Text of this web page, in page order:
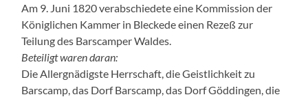
Am 9. Juni 1820 verabschiedete eine Kommission der
Königlichen Kammer in Bleckede einen Rezeß zur
Teilung des Barscamper Waldes.
Beteiligt waren daran:
Die Allergnädigste Herrschaft, die Geistlichkeit zu
Barscamp, das Dorf Barscamp, das Dorf Göddingen, die